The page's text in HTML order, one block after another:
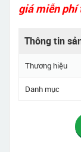
giá miễn phí
Thông tin
Thương hiệu
Danh mục